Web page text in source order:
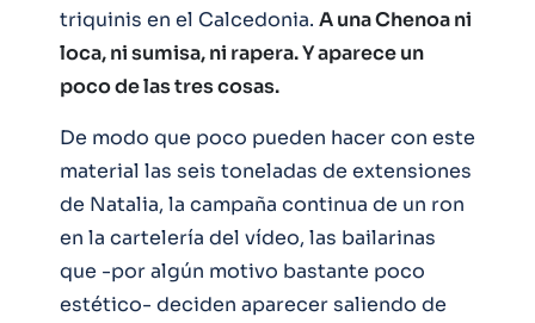
triquinis en el Calcedonia. A una Chenoa ni
loca, ni sumisa, ni rapera. Y aparece un
poco de las tres cosas.
De modo que poco pueden hacer con este
material las seis toneladas de extensiones
de Natalia, la campaña continua de un ron
en la cartelería del vídeo, las bailarinas
que -por algún motivo bastante poco
estético- deciden aparecer saliendo de